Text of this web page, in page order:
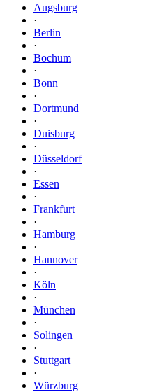
Augsburg
·
Berlin
·
Bochum
·
Bonn
·
Dortmund
·
Duisburg
·
Düsseldorf
·
Essen
·
Frankfurt
·
Hamburg
·
Hannover
·
Köln
·
München
·
Solingen
·
Stuttgart
·
Würzburg